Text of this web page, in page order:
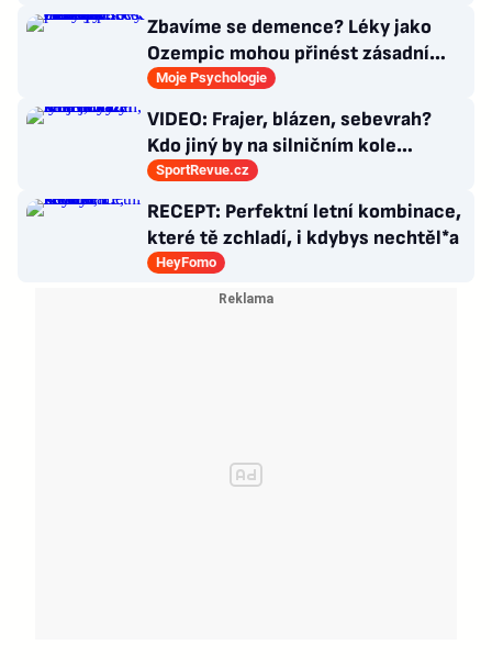
Zbavíme se demence? Léky jako
Ozempic mohou přinést zásadní
průlom v léčbě Alzheimerovy
Moje Psychologie
VIDEO: Frajer, blázen, sebevrah?
Kdo jiný by na silničním kole
dokázal tyhle triky?
SportRevue.cz
RECEPT: Perfektní letní kombinace,
které tě zchladí, i kdybys nechtěl*a
HeyFomo